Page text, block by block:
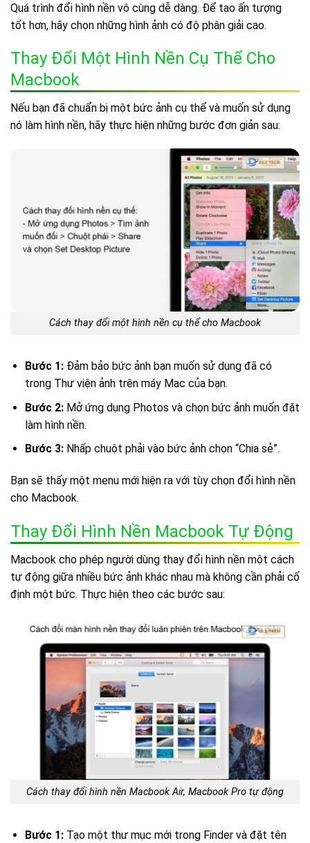
Quá trình đổi hình nền vô cùng dễ dàng. Để tạo ấn tượng
tốt hơn, hãy chọn những hình ảnh có độ phân giải cao.
Thay Đổi Một Hình Nền Cụ Thể Cho
Macbook
Nếu bạn đã chuẩn bị một bức ảnh cụ thể và muốn sử dụng
nó làm hình nền, hãy thực hiện những bước đơn giản sau:
Cách thay đổi một hình nền cụ thể cho Macbook
Bước 1:Đảm bảo bức ảnh bạn muốn sử dụng đã có
trong Thư viện ảnh trên máy Mac của bạn.
Bước 2:Mở ứng dụng Photos và chọn bức ảnh muốn đặt
làm hình nền.
Bước 3:Nhấp chuột phải vào bức ảnh chọn “Chia sẻ”.
Bạn sẽ thấy một menu mới hiện ra với tùy chọn đổi hình nền
cho Macbook.
Thay Đổi Hình Nền Macbook Tự Động
Macbook cho phép người dùng thay đổi hình nền một cách
tự động giữa nhiều bức ảnh khác nhau mà không cần phải cố
định một bức. Thực hiện theo các bước sau:
Cách thay đổi hình nền Macbook Air, Macbook Pro tự động
Bước 1:Tạo một thư mục mới trong Finder và đặt tên